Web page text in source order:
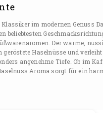
im modernen Genuss
beliebtesten
Der warme,
geröstete Haselnüsse und
angenehme Tiefe. Ob im
Aroma sorgt für ein